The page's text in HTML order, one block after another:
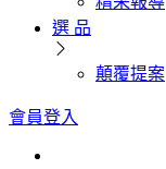
選 品
顛覆提案
會員登入